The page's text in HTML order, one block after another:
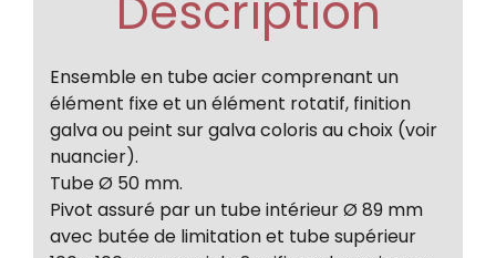
Ensemble en tube acier comprenant un
élément fixe et un élément rotatif, finition
galva ou peint sur galva coloris au choix (voir
nuancier).
Tube Ø 50 mm.
Pivot assuré par un tube intérieur Ø 89 mm
avec butée de limitation et tube supérieur